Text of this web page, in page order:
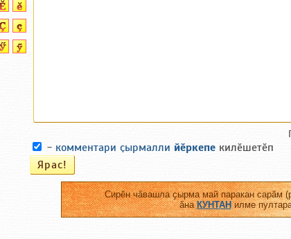
- комментари ҫырмалли йӗркепе килӗшетӗп
Сирӗн чӑвашла ҫырма май паракан сарӑм
ӑнаКУНТАНилме